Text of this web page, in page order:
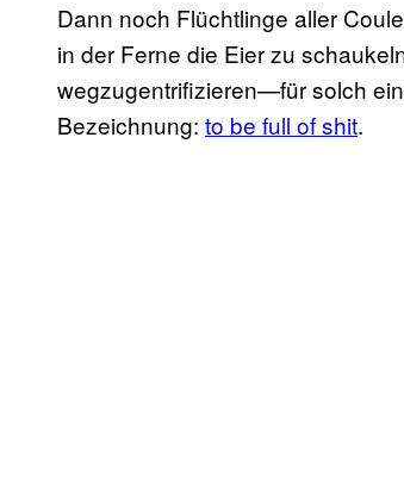
Dann noch Flüchtlinge aller
in der Ferne die Eier zu
wegzugentrifizieren—für solch
Bezeichnung: to be full of shit.